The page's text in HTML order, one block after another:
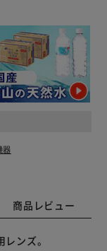
器
商品レビュー
ンズ。